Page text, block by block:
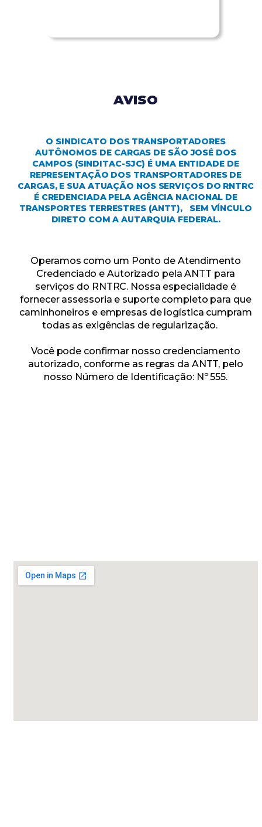
AVISO
O SINDICATO DOS TRANSPORTADORES
AUTÔNOMOS DE CARGAS DE SÃO JOSÉ DOS
CAMPOS (SINDITAC-SJC) É UMA ENTIDADE DE
REPRESENTAÇÃO DOS TRANSPORTADORES DE
CARGAS, E SUA ATUAÇÃO NOS SERVIÇOS DO RNTRC
É CREDENCIADA PELA AGÊNCIA NACIONAL DE
TRANSPORTES TERRESTRES (ANTT), SEM VÍNCULO
DIRETO COM A AUTARQUIA FEDERAL.
Operamos como um Ponto de Atendimento
Credenciado e Autorizado pela ANTT para
serviços do RNTRC. Nossa especialidade é
fornecer assessoria e suporte completo para que
caminhoneiros e empresas de logística cumpram
todas as exigências de regularização.
Você pode confirmar nosso credenciamento
autorizado, conforme as regras da ANTT, pelo
nosso Número de Identificação: Nº 555.